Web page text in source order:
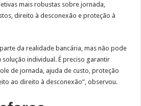
mais robustas sobre jornada,
direito à desconexão e proteção à
da realidade bancária, mas não pode
individual. É preciso garantir
de jornada, ajuda de custo, proteção
ao direito à desconexão”, observou.